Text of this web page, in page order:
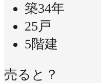
築34年
25戸
5階建
売ると？